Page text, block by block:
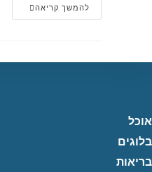
להמשך קריאהפסטיבל
׳מיפו
לדרך!
אוכל
בלוגים
בריאות